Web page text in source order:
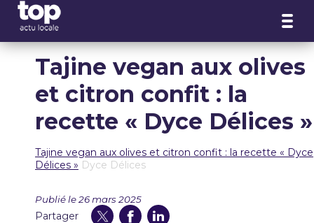
Tajine vegan aux olives
et citron confit : la
recette « Dyce Délices »
Tajine vegan aux olives et citron confit : la recette « Dyce
Délices » Dyce Délices
Publié le 26 mars 2025
Partager
Panneau de gestion des cookies